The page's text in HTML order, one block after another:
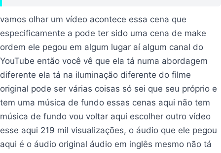
vamos olhar um vídeo acontece essa cena que
especificamente a pode ter sido uma cena de make
ordem ele pegou em algum lugar aí algum canal do
YouTube então você vê que ela tá numa abordagem
diferente ela tá na iluminação diferente do filme
original pode ser várias coisas só sei que seu próprio e
tem uma música de fundo essas cenas aqui não tem
música de fundo vou voltar aqui escolher outro vídeo
esse aqui 219 mil visualizações, o áudio que ele pegou
aqui é o áudio original áudio em inglês mesmo não tá